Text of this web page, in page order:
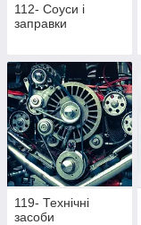
112- Соуси і
заправки
119- Технічні
засоби